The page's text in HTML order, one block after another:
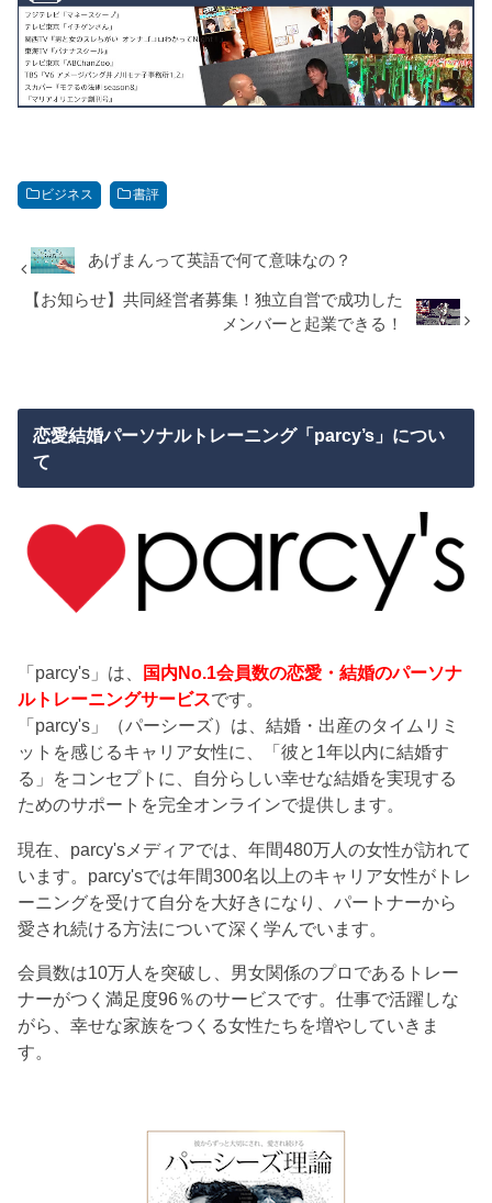
ビジネス 書評
あげまんって英語で何て意味なの？
【お知らせ】共同経営者募集！独立自営で成功した
メンバーと起業できる！
恋愛結婚パーソナルトレーニング「parcy’s」につい
て
「parcy's」は、
国内No.1会員数の恋愛・結婚のパーソナ
ルトレーニングサービスです。
「parcy's」（パーシーズ）は、結婚・出産のタイムリミ
ットを感じるキャリア女性に、「彼と1年以内に結婚す
る」をコンセプトに、自分らしい幸せな結婚を実現する
ためのサポートを完全オンラインで提供します。
現在、parcy'sメディアでは、年間480万人の女性が訪れて
います。parcy'sでは年間300名以上のキャリア女性がトレ
ーニングを受けて自分を大好きになり、パートナーから
愛され続ける方法について深く学んでいます。
会員数は10万人を突破し、男女関係のプロであるトレー
ナーがつく満足度96％のサービスです。仕事で活躍しな
がら、幸せな家族をつくる女性たちを増やしていきま
す。